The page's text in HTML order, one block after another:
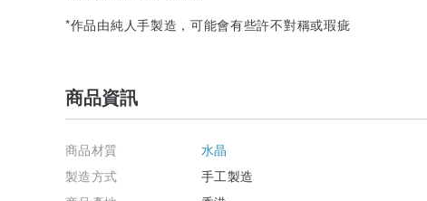
*作品由純人手製造，可能會有些許不對稱或瑕疵
商品資訊
商品材質
水晶
製造方式
手工製造